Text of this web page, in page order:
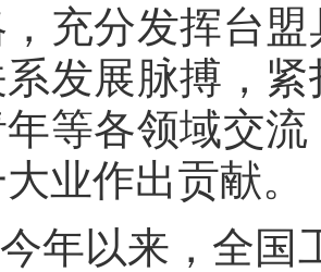
充分发挥台
系发展脉搏，
等各领域交
业作出贡献。
今年以来，全国